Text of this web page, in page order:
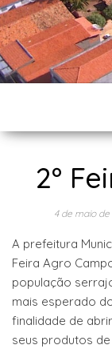
2º
4 de maio
A prefeitura
Feira Agro
população
mais esperado
finalidade de
seus produtos